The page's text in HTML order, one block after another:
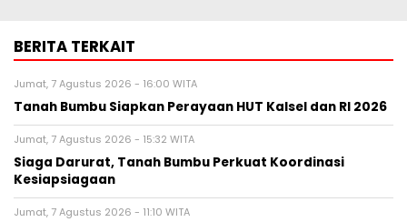
BERITA TERKAIT
Jumat, 7 Agustus 2026 - 16:00 WITA
Tanah Bumbu Siapkan Perayaan HUT Kalsel dan RI 2026
Jumat, 7 Agustus 2026 - 15:32 WITA
Siaga Darurat, Tanah Bumbu Perkuat Koordinasi
Kesiapsiagaan
Jumat, 7 Agustus 2026 - 11:10 WITA